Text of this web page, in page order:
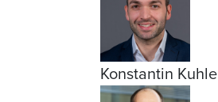
Konstantin Kuhle